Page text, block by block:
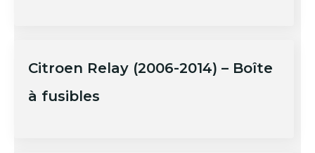
Citroen Relay (2006-2014) – Boîte
à fusibles